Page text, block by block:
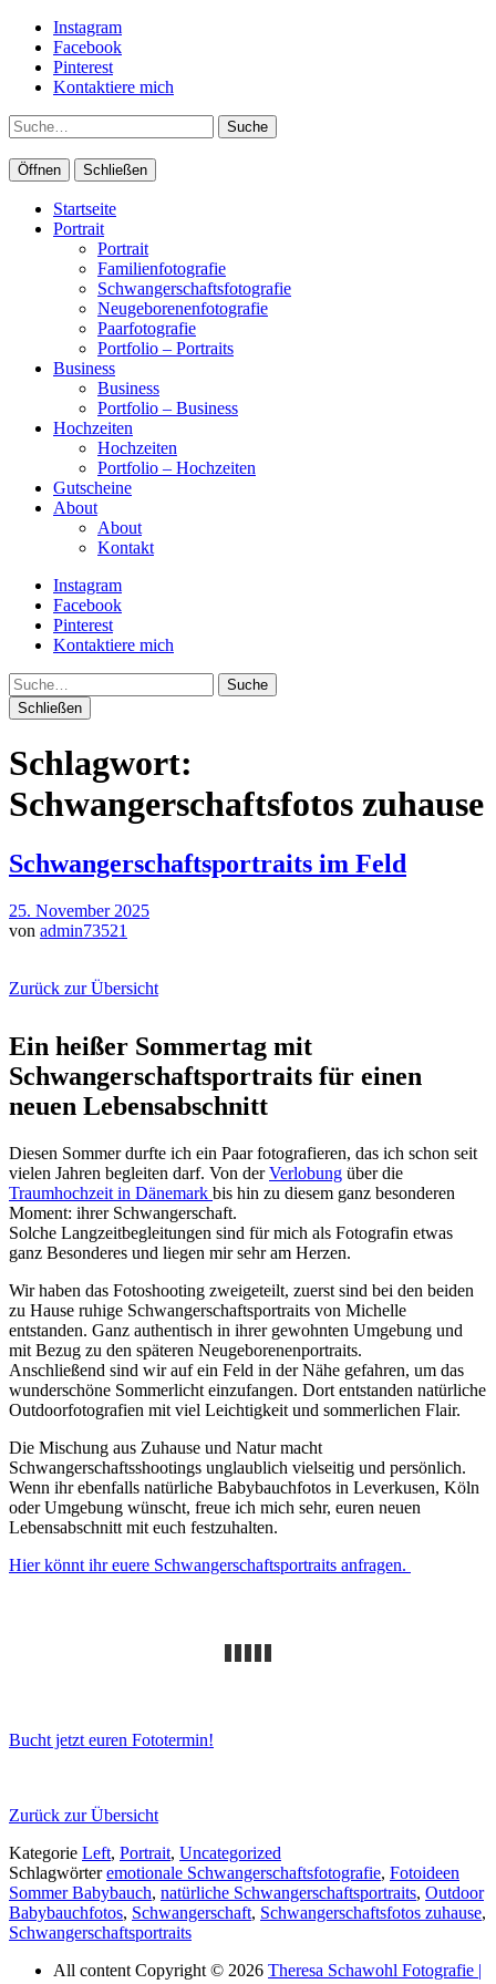
Instagram
Facebook
Pinterest
Kontaktiere mich
Suche
Öffnen Schließen
Startseite
Portrait
Portrait
Familienfotografie
Schwangerschaftsfotografie
Neugeborenenfotografie
Paarfotografie
Portfolio – Portraits
Business
Business
Portfolio – Business
Hochzeiten
Hochzeiten
Portfolio – Hochzeiten
Gutscheine
About
About
Kontakt
Instagram
Facebook
Pinterest
Kontaktiere mich
Suche
Schließen
Schlagwort:
Schwangerschaftsfotos zuhause
Schwangerschaftsportraits im Feld
25. November 2025
von admin73521
Zurück zur Übersicht
Ein heißer Sommertag mit
Schwangerschaftsportraits für einen
neuen Lebensabschnitt
Diesen Sommer durfte ich ein Paar fotografieren, das ich schon seit
vielen Jahren begleiten darf. Von derVerlobung über die
Traumhochzeit in Dänemark bis hin zu diesem ganz besonderen
Moment: ihrer Schwangerschaft.
Solche Langzeitbegleitungen sind für mich als Fotografin etwas
ganz Besonderes und liegen mir sehr am Herzen.
Wir haben das Fotoshooting zweigeteilt, zuerst sind bei den beiden
zu Hause ruhige Schwangerschaftsportraits von Michelle
entstanden. Ganz authentisch in ihrer gewohnten Umgebung und
mit Bezug zu den späteren Neugeborenenportraits.
Anschließend sind wir auf ein Feld in der Nähe gefahren, um das
wunderschöne Sommerlicht einzufangen. Dort entstanden natürliche
Outdoorfotografien mit viel Leichtigkeit und sommerlichen Flair.
Die Mischung aus Zuhause und Natur macht
Schwangerschaftsshootings unglaublich vielseitig und persönlich.
Wenn ihr ebenfalls natürliche Babybauchfotos in Leverkusen, Köln
oder Umgebung wünscht, freue ich mich sehr, euren neuen
Lebensabschnitt mit euch festzuhalten.
Hier könnt ihr euere Schwangerschaftsportraits anfragen.
Bucht jetzt euren Fototermin!
Zurück zur Übersicht
Kategorie Left, Portrait, Uncategorized
Schlagwörteremotionale Schwangerschaftsfotografie, Fotoideen
Sommer Babybauch, natürliche Schwangerschaftsportraits, Outdoor
Babybauchfotos, Schwangerschaft, Schwangerschaftsfotos zuhause,
Schwangerschaftsportraits
All content Copyright © 2026 Theresa Schawohl Fotografie |